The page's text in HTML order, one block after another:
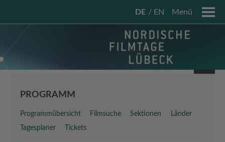
DE EN Menü
PROGRAMM
Programmübersicht Filmsuche Sektionen Länder
Tagesplaner Tickets